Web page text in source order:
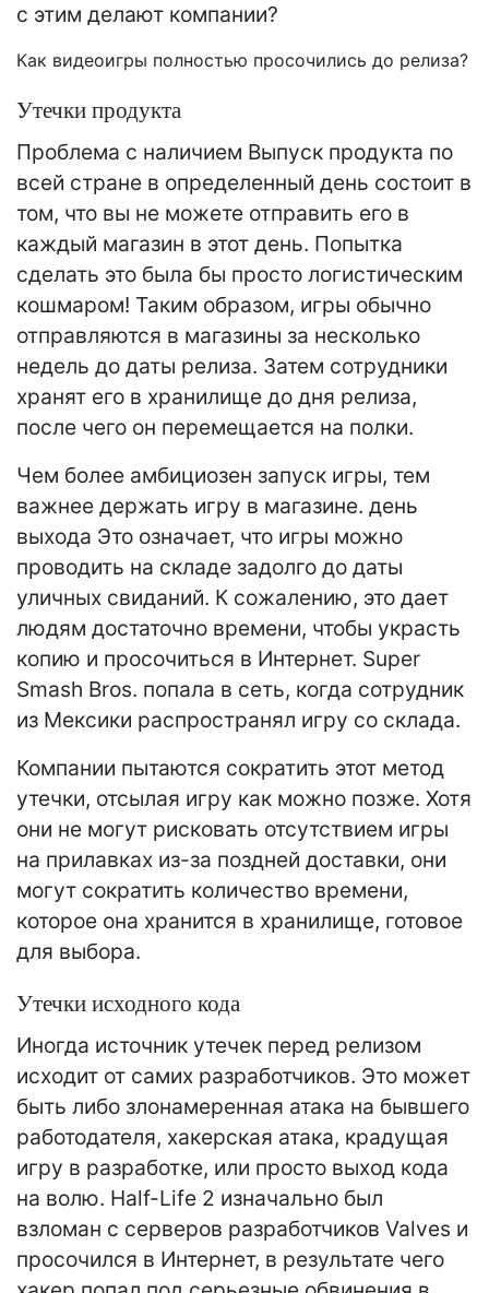
с этим делают компании?
Как видеоигры полностью просочились до релиза?
Утечки продукта
Проблема с наличием Выпуск продукта по
всей стране в определенный день состоит в
том, что вы не можете отправить его в
каждый магазин в этот день. Попытка
сделать это была бы просто логистическим
кошмаром! Таким образом, игры обычно
отправляются в магазины за несколько
недель до даты релиза. Затем сотрудники
хранят его в хранилище до дня релиза,
после чего он перемещается на полки.
Чем более амбициозен запуск игры, тем
важнее держать игру в магазине. день
выхода Это означает, что игры можно
проводить на складе задолго до даты
уличных свиданий. К сожалению, это дает
людям достаточно времени, чтобы украсть
копию и просочиться в Интернет. Super
Smash Bros. попала в сеть, когда сотрудник
из Мексики распространял игру со склада.
Компании пытаются сократить этот метод
утечки, отсылая игру как можно позже. Хотя
они не могут рисковать отсутствием игры
на прилавках из-за поздней доставки, они
могут сократить количество времени,
которое она хранится в хранилище, готовое
для выбора.
Утечки исходного кода
Иногда источник утечек перед релизом
исходит от самих разработчиков. Это может
быть либо злонамеренная атака на бывшего
работодателя, хакерская атака, крадущая
игру в разработке, или просто выход кода
на волю. Half-Life 2 изначально был
взломан с серверов разработчиков Valves и
просочился в Интернет, в результате чего